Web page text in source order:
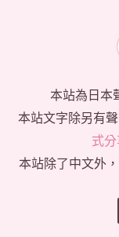
本站為日本
本站文字除另有
式
本站除了中文外